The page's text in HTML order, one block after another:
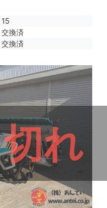
15
交換済
交換済
れ